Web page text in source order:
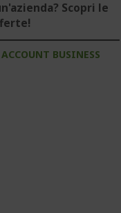
Scopri le
BUSINESS